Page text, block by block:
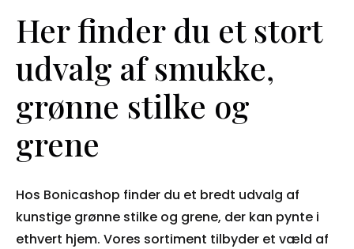
Her finder du et stort
udvalg af smukke,
grønne stilke og
grene
Hos Bonicashop finder du et bredt udvalg af
kunstige grønne stilke og grene, der kan pynte i
ethvert hjem. Vores sortiment tilbyder et væld af